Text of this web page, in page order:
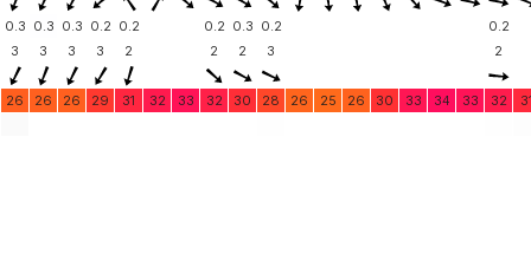
0.3 0.3 0.3 0.2 0.2 0.2 0.3 0.2
0.2
3
3 3 3 2 2 2 3 2
26 26 26 29 31 32 33 32 30 28 26 25 26 30 33 34 33 32